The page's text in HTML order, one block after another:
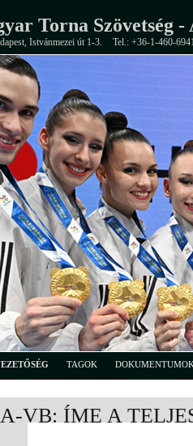
Torna Szövetség -
Istvánmezei út 1-3. Tel.: +36-1-460-
TAGOK
VB: ÍME A